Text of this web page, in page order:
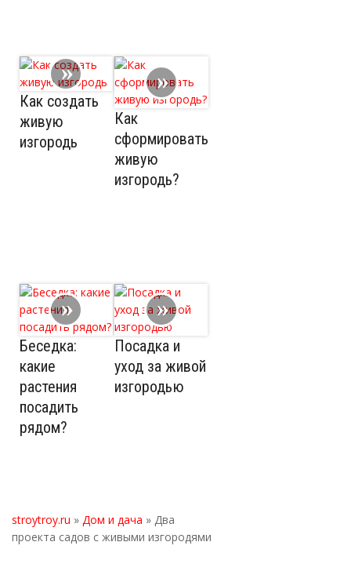
Как создать
живую
изгородь
Как
сформировать
живую
изгородь?
Беседка:
какие
растения
посадить
рядом?
Посадка и
уход за живой
изгородью
stroytroy.ru » Дом и дача » Два
проекта садов с живыми изгородями